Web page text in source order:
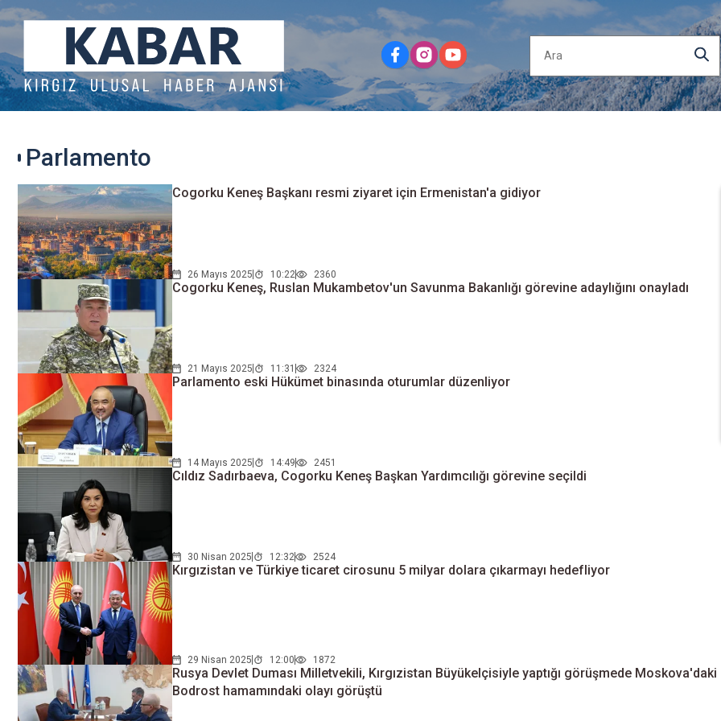
Parlamento
Cogorku Keneş Başkanı resmi ziyaret için Ermenistan'a gidiyor
26 Mayıs 2025 10:22 2360
Cogorku Keneş, Ruslan Mukambetov'un Savunma Bakanlığı görevine adaylığını onayladı
21 Mayıs 2025 11:31 2324
Parlamento eski Hükümet binasında oturumlar düzenliyor
14 Mayıs 2025 14:49 2451
Сıldız Sadırbaeva, Cogorku Keneş Başkan Yardımcılığı görevine seçildi
30 Nisan 2025 12:32 2524
Kırgızistan ve Türkiye ticaret cirosunu 5 milyar dolara çıkarmayı hedefliyor
29 Nisan 2025 12:00 1872
Rusya Devlet Duması Milletvekili, Kırgızistan Büyükelçisiyle yaptığı görüşmede Moskova'daki
Bodrost hamamındaki olayı görüştü